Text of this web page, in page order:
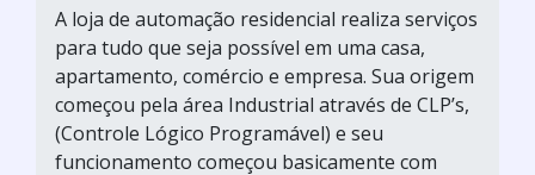
A loja de automação residencial realiza serviços
para tudo que seja possível em uma casa,
apartamento, comércio e empresa. Sua origem
começou pela área Industrial através de CLP’s,
(Controle Lógico Programável) e seu
funcionamento começou basicamente com